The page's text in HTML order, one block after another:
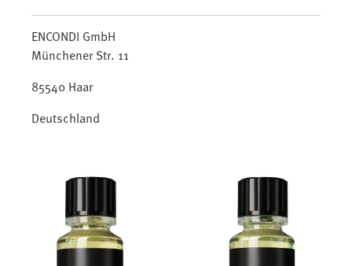
ENCONDI GmbH
Münchener Str. 11
85540 Haar
Deutschland